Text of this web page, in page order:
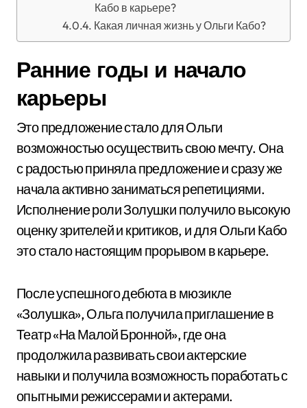
Кабо в карьере?
Какая личная жизнь у Ольги Кабо?
Ранние годы и начало
карьеры
Это предложение стало для Ольги
возможностью осуществить свою мечту. Она
с радостью приняла предложение и сразу же
начала активно заниматься репетициями.
Исполнение роли Золушки получило высокую
оценку зрителей и критиков, и для Ольги Кабо
это стало настоящим прорывом в карьере.
После успешного дебюта в мюзикле
«Золушка», Ольга получила приглашение в
Театр «На Малой Бронной», где она
продолжила развивать свои актерские
навыки и получила возможность поработать с
опытными режиссерами и актерами.